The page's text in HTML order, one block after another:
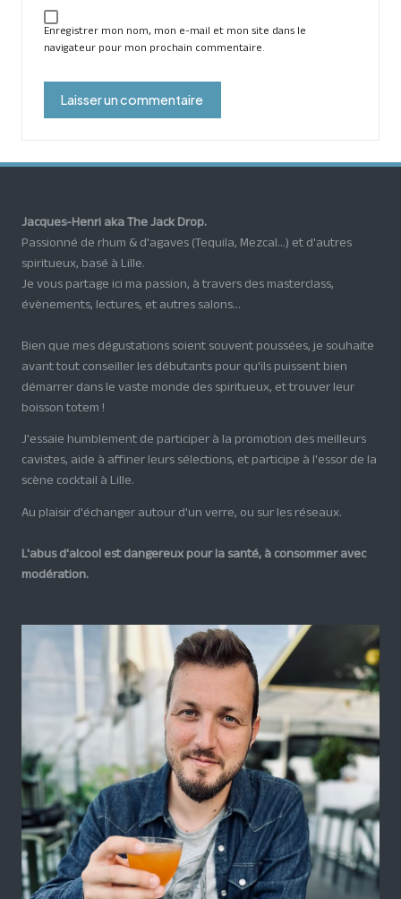
Enregistrer mon nom, mon e-mail et mon site dans le
navigateur pour mon prochain commentaire.
Jacques-Henri aka The Jack Drop.
Passionné de rhum & d'agaves (Tequila, Mezcal...) et d'autres
spiritueux, basé à Lille.
Je vous partage ici ma passion, à travers des masterclass,
évènements, lectures, et autres salons...
Bien que mes dégustations soient souvent poussées, je souhaite
avant tout conseiller les débutants pour qu'ils puissent bien
démarrer dans le vaste monde des spiritueux, et trouver leur
boisson totem !
J'essaie humblement de participer à la promotion des meilleurs
cavistes, aide à affiner leurs sélections, et participe à l'essor de la
scène cocktail à Lille.
Au plaisir d'échanger autour d'un verre, ou sur les réseaux.
L'abus d'alcool est dangereux pour la santé, à consommer avec
modération.